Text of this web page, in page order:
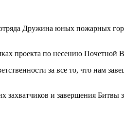
Дружина юных пожарных
проекта по несению Почетной
за все то, что нам
и завершения Битвы